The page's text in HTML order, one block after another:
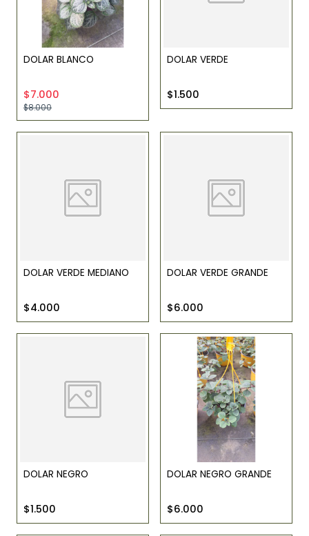
DOLAR BLANCO
$7.000
$8.000
DOLAR VERDE
$1.500
DOLAR VERDE MEDIANO
$4.000
DOLAR VERDE GRANDE
$6.000
DOLAR NEGRO
$1.500
DOLAR NEGRO GRANDE
$6.000